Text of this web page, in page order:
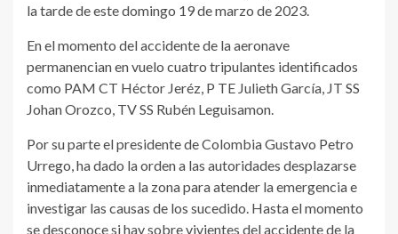
la tarde de este domingo 19 de marzo de 2023.
En el momento del accidente de la aeronave
permanencian en vuelo cuatro tripulantes identificados
como PAM CT Héctor Jeréz, P TE Julieth García, JT SS
Johan Orozco, TV SS Rubén Leguisamon.
Por su parte el presidente de Colombia Gustavo Petro
Urrego, ha dado la orden a las autoridades desplazarse
inmediatamente a la zona para atender la emergencia e
investigar las causas de los sucedido. Hasta el momento
se desconoce si hay sobre vivientes del accidente de la